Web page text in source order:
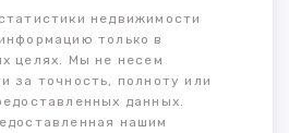
недвижимости
только в
целях. Мы не несем
за точность, полноту или
данных.
нашим